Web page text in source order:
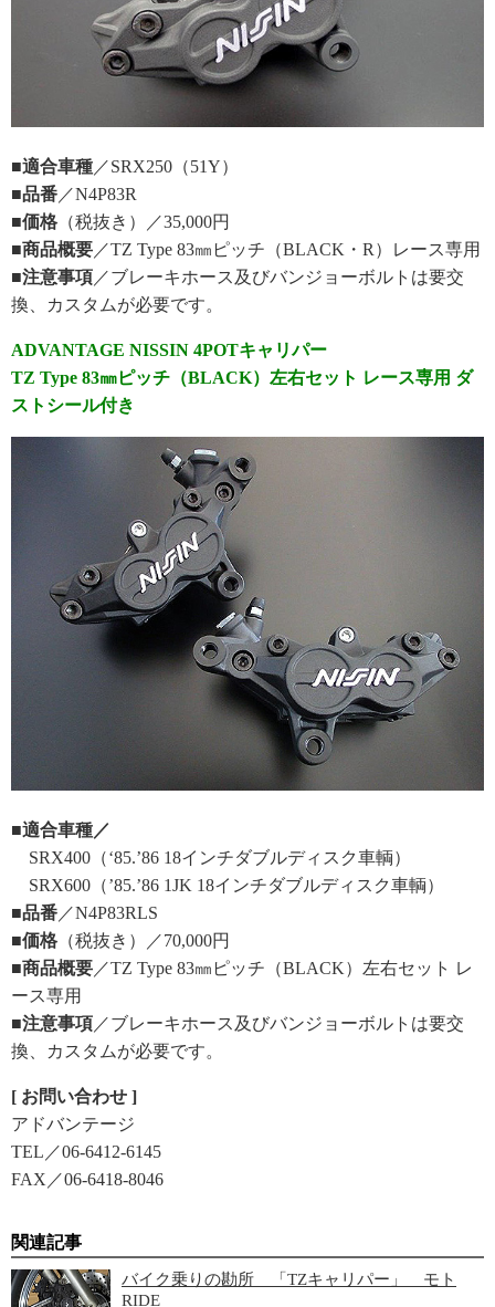
■適合車種 ／SRX250（51Y）
■品番 ／N4P83R
■価格 （税抜き）／35,000円
■商品概要 ／TZ Type 83㎜ピッチ（BLACK・R）レース専用
■注意事項 ／ブレーキホース及びバンジョーボルトは要交
換、カスタムが必要です。
ADVANTAGE NISSIN 4POTキャリパー
TZ Type 83㎜ピッチ（BLACK）左右セット レース専用 ダ
ストシール付き
■適合車種／
SRX400（‘85.’86 18インチダブルディスク車輌）
SRX600（’85.’86 1JK 18インチダブルディスク車輌）
■品番 ／N4P83RLS
■価格 （税抜き）／70,000円
■商品概要 ／TZ Type 83㎜ピッチ（BLACK）左右セット レ
ース専用
■注意事項 ／ブレーキホース及びバンジョーボルトは要交
換、カスタムが必要です。
[ お問い合わせ ]
アドバンテージ
TEL／06-6412-6145
FAX／06-6418-8046
関連記事
バイク乗りの勘所 「TZキャリパー」 モト
RIDE